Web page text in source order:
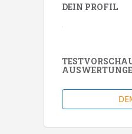
DEIN PROFIL